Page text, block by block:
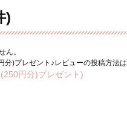
)
ん。
分)プレゼント♪レビューの投稿方法は
円分)プレゼント)